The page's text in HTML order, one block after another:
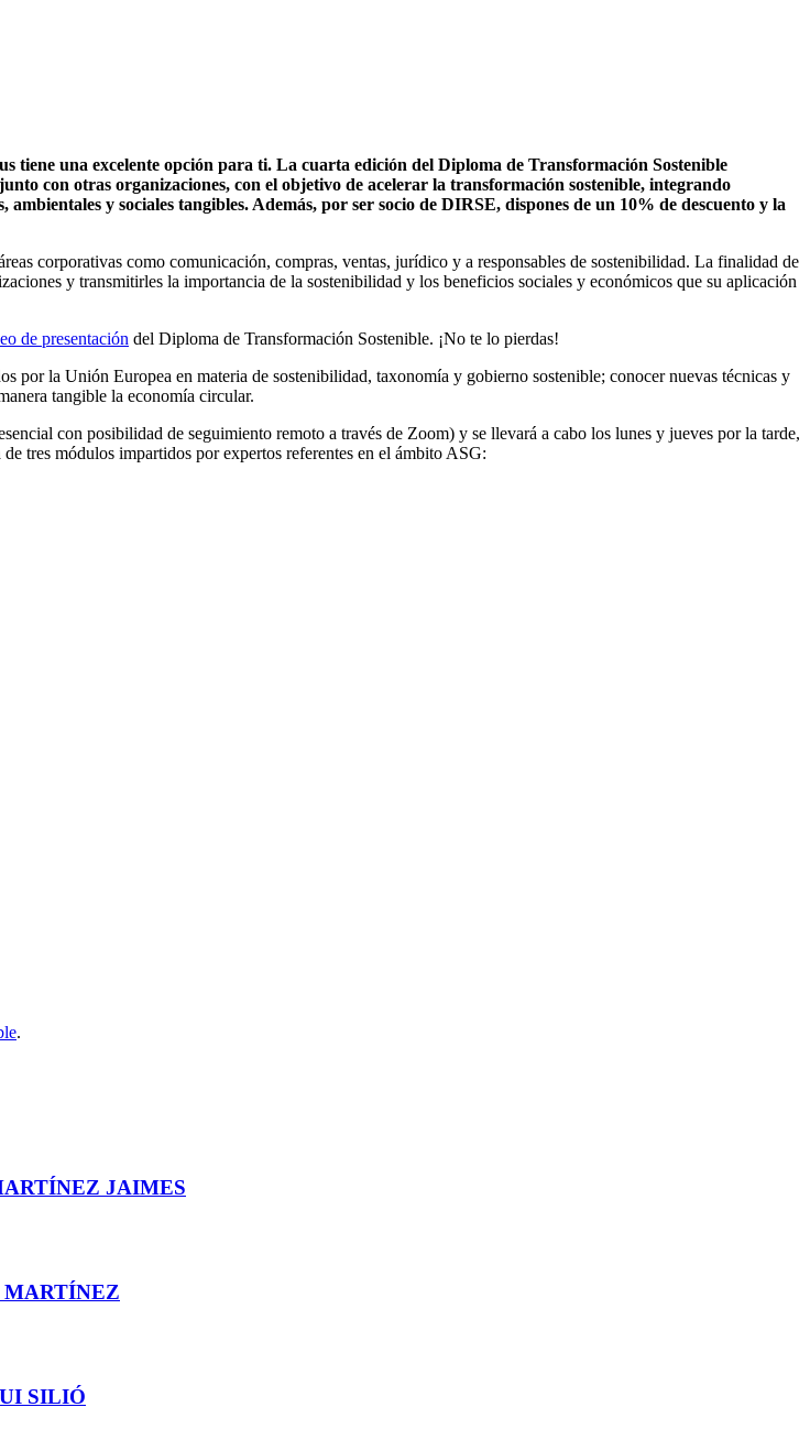
tiene una excelente opción para ti. La cuarta edición del Diploma de Transformación Sostenible
con otras organizaciones, con el objetivo de acelerar la transformación sostenible, integrando
y sociales tangibles. Además, por ser socio de DIRSE, dispones de un 10% de descuento y la
corporativas como comunicación, compras, ventas, jurídico y a responsables de sostenibilidad. La finalidad de
y transmitirles la importancia de la sostenibilidad y los beneficios sociales y económicos que su aplicación
de presentación del Diploma de Transformación Sostenible. ¡No te lo pierdas!
por la Unión Europea en materia de sostenibilidad, taxonomía y gobierno sostenible; conocer nuevas técnicas y
tangible la economía circular.
con posibilidad de seguimiento remoto a través de Zoom) y se llevará a cabo los lunes y jueves por la tarde,
tres módulos impartidos por expertos referentes en el ámbito ASG:
.
JAIMES
MARTÍNEZ
SILIÓ